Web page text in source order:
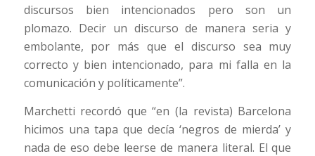
discursos bien intencionados pero son un
plomazo. Decir un discurso de manera seria y
embolante, por más que el discurso sea muy
correcto y bien intencionado, para mi falla en la
comunicación y políticamente”.
Marchetti recordó que “en (la revista) Barcelona
hicimos una tapa que decía ‘negros de mierda’ y
nada de eso debe leerse de manera literal. El que